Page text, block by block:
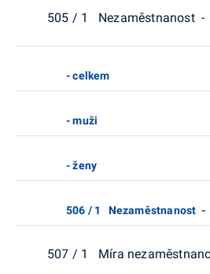
505 / 1 Nezaměstnanost -
- celkem
- muži
- ženy
506 / 1 Nezaměstnanost -
507 / 1 Míra